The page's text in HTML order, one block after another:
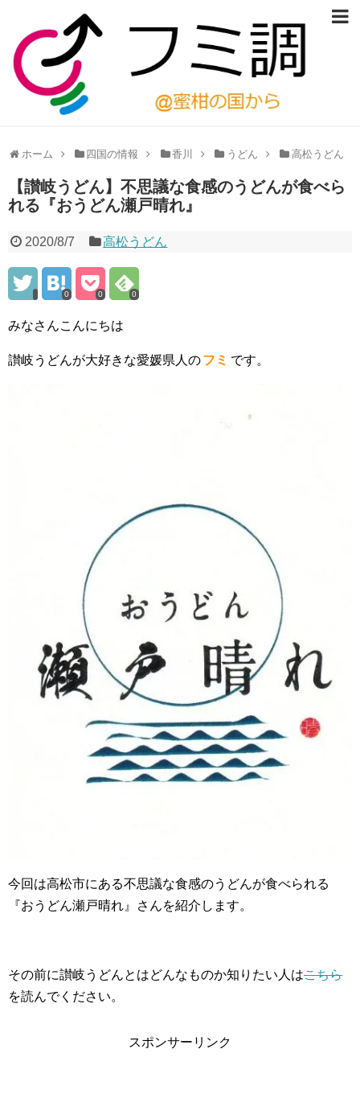
ホーム 四国の情報 香川 うどん 高松うどん
【讃岐うどん】不思議な食感のうどんが食べら
れる『おうどん瀬戸晴れ』
2020/8/7 高松うどん
0 0 0
みなさんこんにちは
讃岐うどんが大好きな愛媛県人のフミ です。
今回は高松市にある不思議な食感のうどんが食べられる
『おうどん瀬戸晴れ』さんを紹介します。
その前に讃岐うどんとはどんなものか知りたい人はこちら
を読んでください。
スポンサーリンク